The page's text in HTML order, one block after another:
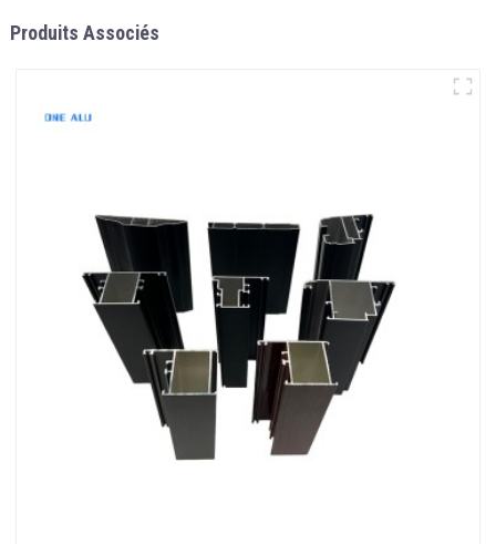
Produits Associés